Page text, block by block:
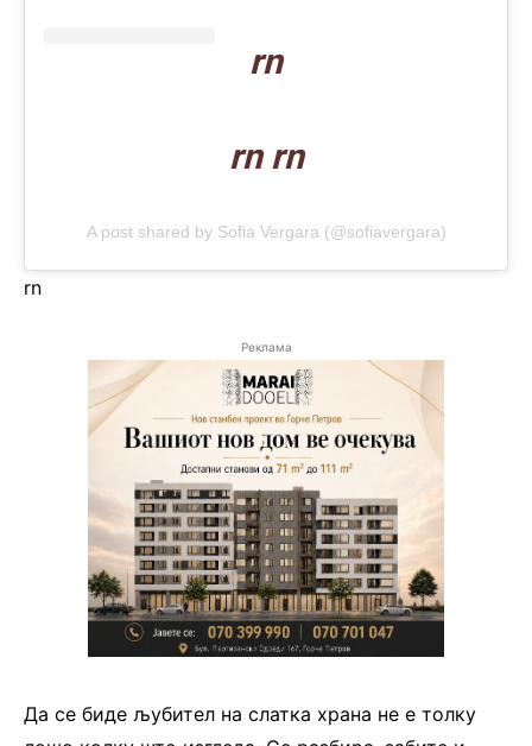
rn
rn rn
A post shared by Sofia Vergara (@sofiavergara)
rn
Реклама
Да се биде љубител на слатка храна не е толку